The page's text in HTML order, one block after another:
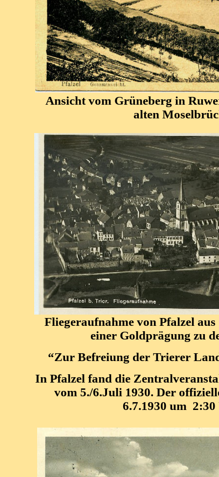
Ansicht vom Grüneberg in
alten
Fliegeraufnahme von Pfalzel
einer Goldprägung zu
“Zur Befreiung der Trierer
In Pfalzel fand die
vom 5./6.Juli 1930. Der
6.7.1930 um